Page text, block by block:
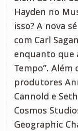
Hayden no
isso? A nova
com Carl
enquanto que
Tempo”.
produtores
Cannold e
Cosmos
Geographic